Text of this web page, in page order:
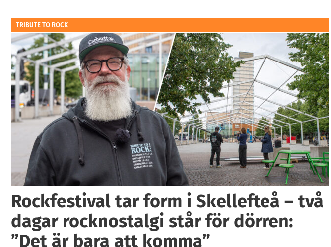
TRIBUTE TO ROCK
Rockfestival tar form i Skellefteå – två
dagar rocknostalgi står för dörren:
”Det är bara att komma”